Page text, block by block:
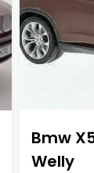
Bmw
Welly